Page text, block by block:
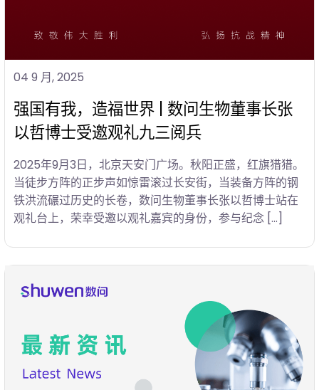
04 9 月, 2025
强国有我，造福世界 | 数问生物董事长张
以哲博士受邀观礼九三阅兵
2025年9月3日，北京天安门广场。秋阳正盛，红旗猎猎。
当徒步方阵的正步声如惊雷滚过长安街，当装备方阵的钢
铁洪流碾过历史的长卷，数问生物董事长张以哲博士站在
观礼台上，荣幸受邀以观礼嘉宾的身份，参与纪念 […]